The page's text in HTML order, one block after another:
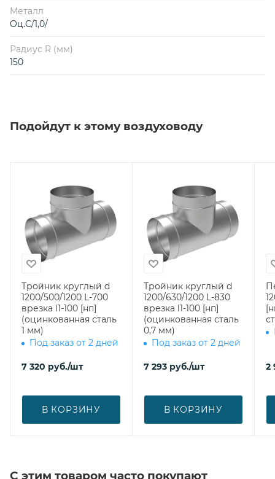
Металл
Оц.С/1,0/
Радиус R (мм)
150
Подойдут к этому воздуховоду
Тройник круглый d
1200/500/1200 L-700
врезка l1-100 [нп]
(оцинкованная сталь
1 мм)
Под заказ от 2 дней
7 320 руб./шт
В КОРЗИНУ
Тройник круглый d
1200/630/1200 L-830
врезка l1-100 [нп]
(оцинкованная сталь
0,7 мм)
Под заказ от 2 дней
7 293 руб./шт
В КОРЗИНУ
2
С этим товаром часто покупают